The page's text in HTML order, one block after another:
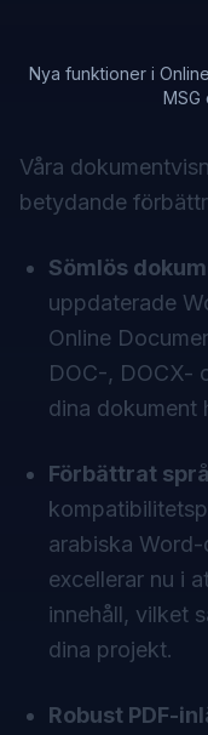
Nya funktioner i
MSG
Våra
betydande
Sömlös
uppdaterade
Online
DOC-, DOCX-
dina dokument
Förbättrat
arabiska
excellerar nu i
innehåll, vilket
dina projekt.
Robust PDF-